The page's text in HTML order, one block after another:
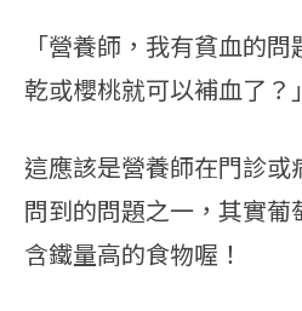
「營養師，我有貧血的
乾或櫻桃就可以補血了？」
這應該是營養師在門診或
問到的問題之一，其實
含鐵量高的食物喔！